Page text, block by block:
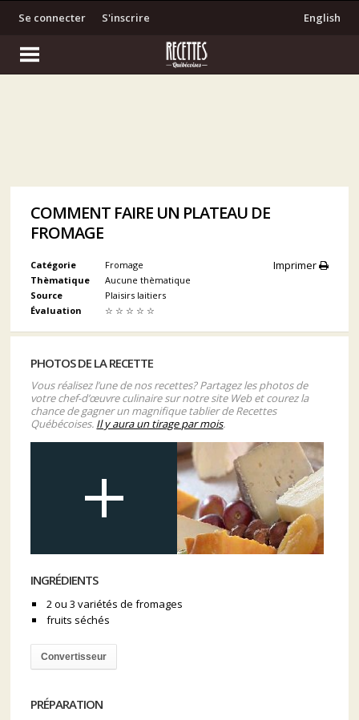
S'inscrire
Se connecter English
COMMENT FAIRE UN PLATEAU DE
FROMAGE
Imprimer
Catégorie
Fromage
Thèmatique
Aucune thèmatique
Source
Plaisirs laitiers
Évaluation
☆ ☆ ☆ ☆ ☆
PHOTOS DE LA RECETTE
Vous réalisez l’une de nos recettes? Partagez les photos de
votre chef-d’œuvre culinaire sur notre site Web et courez la
chance de gagner un magnifique tablier de Recettes
Québécoises. Il y aura un tirage par mois.
INGRÉDIENTS
2 ou 3 variétés de fromages
fruits séchés
Convertisseur
PRÉPARATION